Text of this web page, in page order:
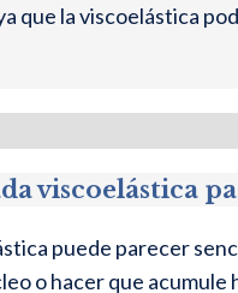
que la viscoelástica
viscoelástica
puede parecer
o hacer que acumule